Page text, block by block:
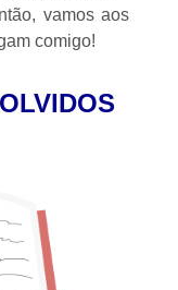
vamos aos
comigo!